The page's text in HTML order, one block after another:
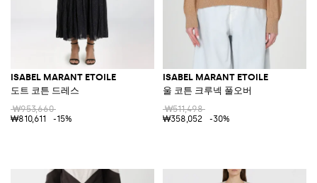
ISABEL MARANT ETOILE
도트 코튼 드레스
₩953,660
₩810,611
-15%
ISABEL MARANT ETOILE
울 코튼 크루넥 풀오버
₩511,498
₩358,052
-30%